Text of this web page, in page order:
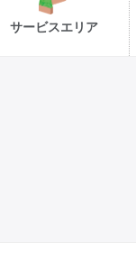
サービスエリア